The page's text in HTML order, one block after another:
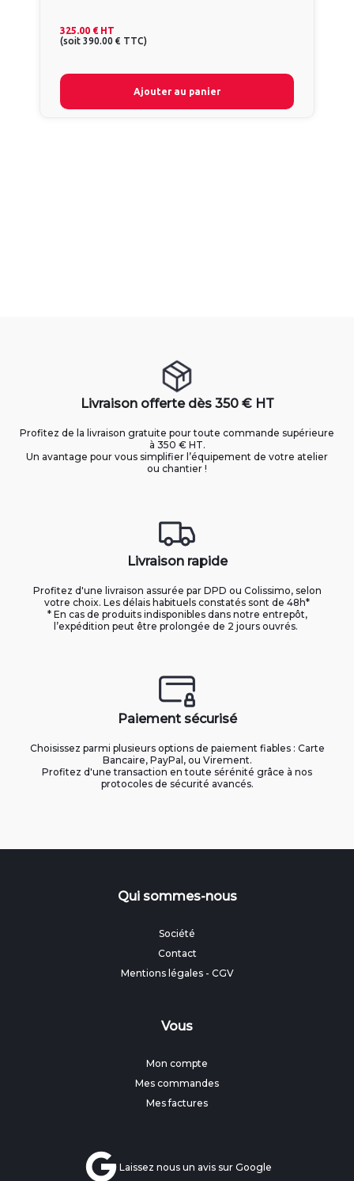
325.00 € HT
(soit 390.00 € TTC)
Ajouter au panier
Livraison offerte dès 350 € HT
Profitez de la livraison gratuite pour toute commande supérieure
à 350 € HT.
Un avantage pour vous simplifier l’équipement de votre atelier
ou chantier !
Livraison rapide
Profitez d'une livraison assurée par DPD ou Colissimo, selon
votre choix. Les délais habituels constatés sont de 48h*
* En cas de produits indisponibles dans notre entrepôt,
l’expédition peut être prolongée de 2 jours ouvrés.
Paiement sécurisé
Choisissez parmi plusieurs options de paiement fiables : Carte
Bancaire, PayPal, ou Virement.
Profitez d'une transaction en toute sérénité grâce à nos
protocoles de sécurité avancés.
Qui sommes-nous
Société
Contact
Mentions légales- CGV
Vous
Mon compte
Mes commandes
Mes factures
Laissez nous un avis sur Google